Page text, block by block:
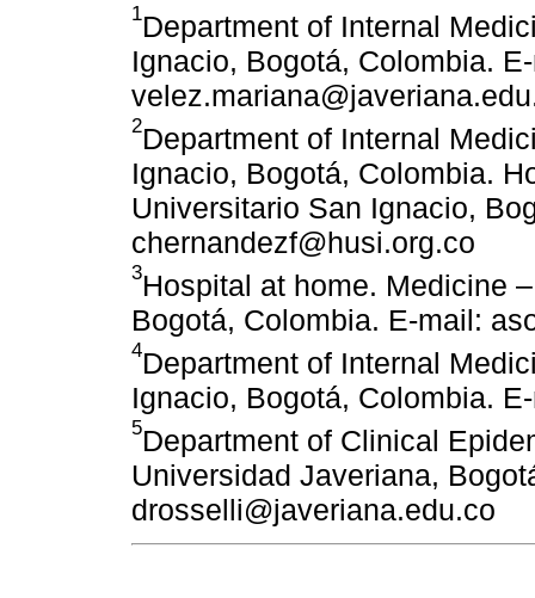
1Department of Internal
Ignacio, Bogotá, Colombia.
2Department of Internal
Ignacio, Bogotá, Colombia.
Universitario San Ignacio,
chernandezf@husi.org.co
3Hospital at home. Medicine
Bogotá, Colombia. E-mail:
4Department of Internal
Ignacio, Bogotá, Colombia.
5Department of Clinical
Universidad Javeriana,
drosselli@javeriana.edu.co